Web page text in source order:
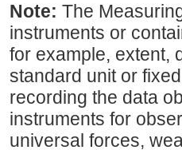
Note: The
instruments or
for example, extent,
standard unit or
recording the data
instruments for
universal forces,